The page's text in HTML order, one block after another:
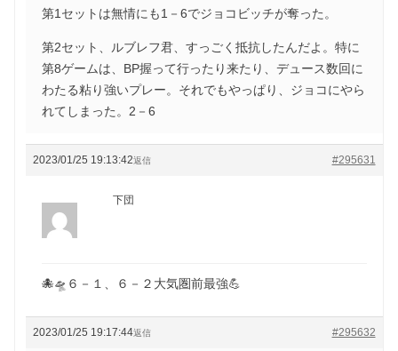
第1セットは無情にも1－6でジョコビッチが奪った。
第2セット、ルブレフ君、すっごく抵抗したんだよ。特に
第8ゲームは、BP握って行ったり来たり、デュース数回に
わたる粘り強いプレー。それでもやっぱり、ジョコにやら
れてしまった。2－6
2023/01/25 19:13:42 #295631
返信
下団
🐙🛸６－１、６－２大気圏前最強💪
2023/01/25 19:17:44 #295632
返信